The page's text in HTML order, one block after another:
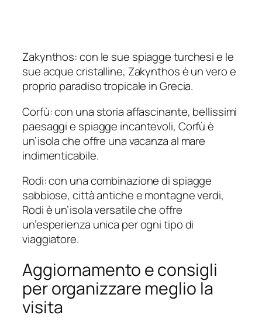
Zakynthos: con le sue spiagge turchesi e le
sue acque cristalline, Zakynthos è un vero e
proprio paradiso tropicale in Grecia.
Corfù: con una storia affascinante, bellissimi
paesaggi e spiagge incantevoli, Corfù è
un’isola che offre una vacanza al mare
indimenticabile.
Rodi: con una combinazione di spiagge
sabbiose, città antiche e montagne verdi,
Rodi è un’isola versatile che offre
un’esperienza unica per ogni tipo di
viaggiatore.
Aggiornamento e consigli
per organizzare meglio la
visita